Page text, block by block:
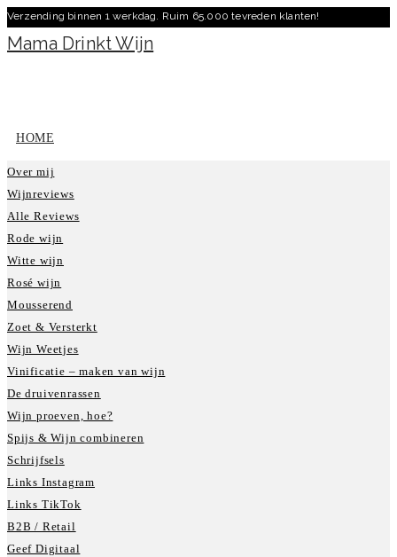
Ga
naar
Verzending binnen 1 werkdag. Ruim 65.000 tevreden klanten!
Mama Drinkt Wijn
HOME
Over mij
Wijnreviews
Alle Reviews
Rode wijn
Witte wijn
Rosé wijn
Mousserend
Zoet & Versterkt
Wijn Weetjes
Vinificatie – maken van wijn
De druivenrassen
Wijn proeven, hoe?
Spijs & Wijn combineren
Schrijfsels
Links Instagram
Links TikTok
B2B / Retail
Geef Digitaal